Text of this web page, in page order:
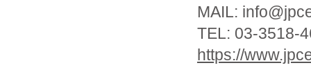
MAIL:
TEL: 03-3518-
https://